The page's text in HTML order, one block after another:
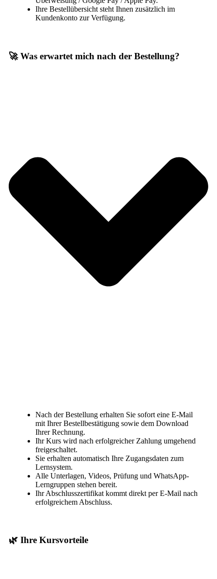
Ihre Bestellübersicht steht Ihnen zusätzlich im
Kundenkonto zur Verfügung.
🚀 Was erwartet mich nach der Bestellung?
Nach der Bestellung erhalten Sie sofort eine E-Mail
mit Ihrer Bestellbestätigung sowie dem Download
Ihrer Rechnung.
Ihr Kurs wird nach erfolgreicher Zahlung umgehend
freigeschaltet.
Sie erhalten automatisch Ihre Zugangsdaten zum
Lernsystem.
Alle Unterlagen, Videos, Prüfung und WhatsApp-
Lerngruppen stehen bereit.
Ihr Abschlusszertifikat kommt direkt per E-Mail nach
erfolgreichem Abschluss.
🌿 Ihre Kursvorteile